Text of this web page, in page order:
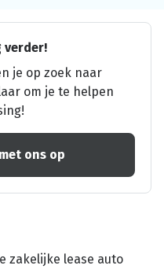
verder!
je op zoek naar
om je te helpen
ons op
zakelijke lease auto